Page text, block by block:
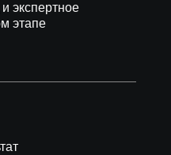
экспертное
этапе